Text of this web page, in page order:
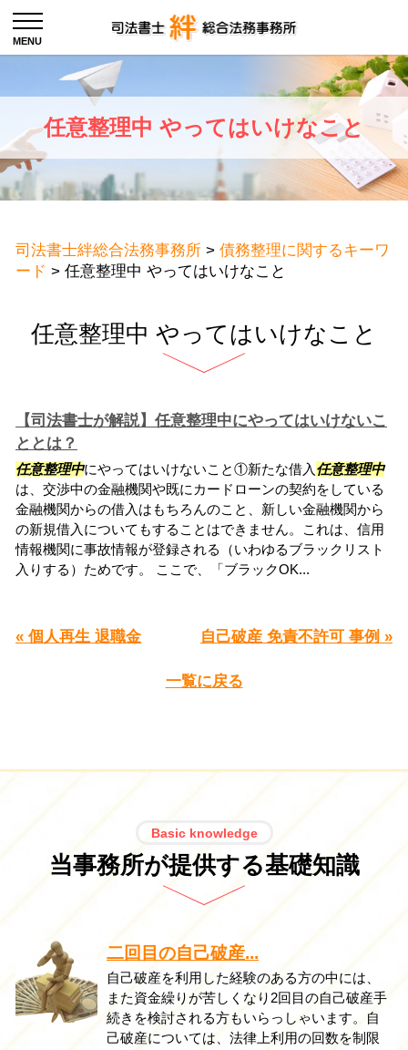
任意整理中 やってはいけなこと
司法書士絆総合法務事務所 > 債務整理に関するキーワ
ード > 任意整理中 やってはいけなこと
任意整理中 やってはいけなこと
【司法書士が解説】任意整理中にやってはいけないこ
ととは？
任意整理中にやってはいけないこと①新たな借入 任意整理中
は、交渉中の金融機関や既にカードローンの契約をしている
金融機関からの借入はもちろんのこと、新しい金融機関から
の新規借入についてもすることはできません。これは、信用
情報機関に事故情報が登録される（いわゆるブラックリスト
入りする）ためです。 ここで、「ブラックOK...
« 個人再生 退職金 自己破産 免責不許可 事例 »
一覧に戻る
Basic knowledge
当事務所が提供する基礎知識
二回目の自己破産...
自己破産を利用した経験のある方の中には、
また資金繰りが苦しくなり2回目の自己破産手
続きを検討される方もいらっしゃいます。自
己破産については、法律上利用の回数を制限